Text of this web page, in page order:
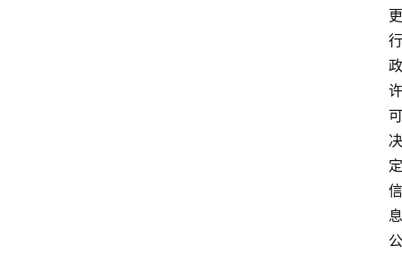
更
行
政
许
可
决
定
信
息
公